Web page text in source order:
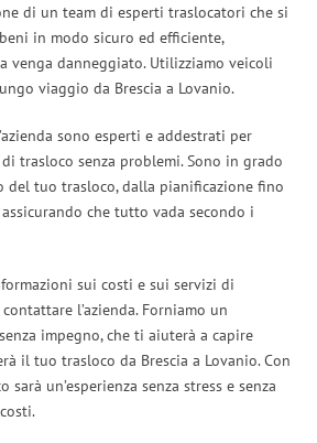
di un team di esperti traslocatori che si
in modo sicuro ed efficiente,
venga danneggiato. Utilizziamo veicoli
viaggio da Brescia a Lovanio.
sono esperti e addestrati per
trasloco senza problemi. Sono in grado
del tuo trasloco, dalla pianificazione fino
che tutto vada secondo i
sui costi e sui servizi di
l’azienda. Forniamo un
impegno, che ti aiuterà a capire
il tuo trasloco da Brescia a Lovanio. Con
sarà un’esperienza senza stress e senza